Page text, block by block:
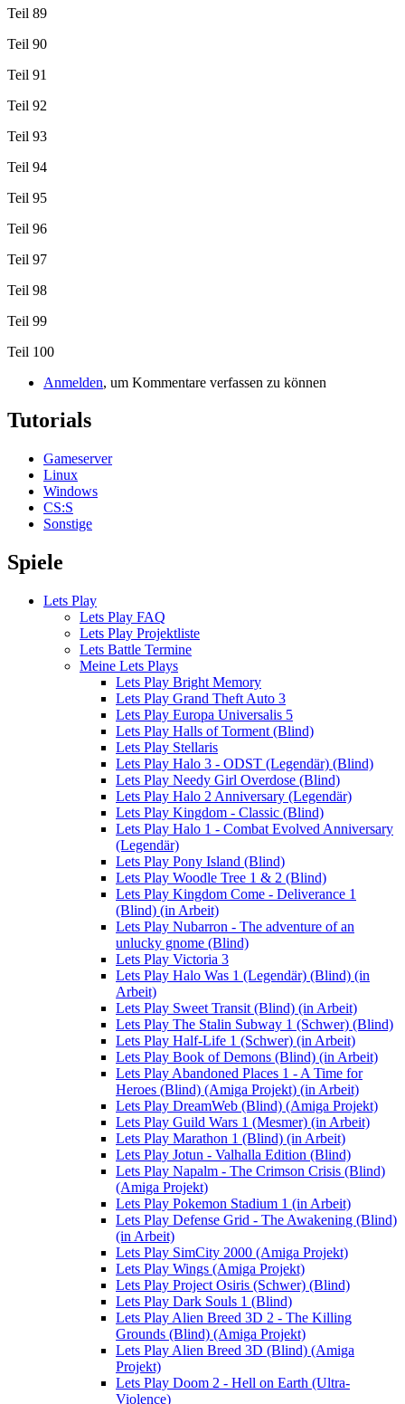
Teil 89
Teil 90
Teil 91
Teil 92
Teil 93
Teil 94
Teil 95
Teil 96
Teil 97
Teil 98
Teil 99
Teil 100
Anmelden, um Kommentare verfassen zu können
Tutorials
Gameserver
Linux
Windows
CS:S
Sonstige
Spiele
Lets Play
Lets Play FAQ
Lets Play Projektliste
Lets Battle Termine
Meine Lets Plays
Lets Play Bright Memory
Lets Play Grand Theft Auto 3
Lets Play Europa Universalis 5
Lets Play Halls of Torment (Blind)
Lets Play Stellaris
Lets Play Halo 3 - ODST (Legendär) (Blind)
Lets Play Needy Girl Overdose (Blind)
Lets Play Halo 2 Anniversary (Legendär)
Lets Play Kingdom - Classic (Blind)
Lets Play Halo 1 - Combat Evolved Anniversary
(Legendär)
Lets Play Pony Island (Blind)
Lets Play Woodle Tree 1 & 2 (Blind)
Lets Play Kingdom Come - Deliverance 1
(Blind) (in Arbeit)
Lets Play Nubarron - The adventure of an
unlucky gnome (Blind)
Lets Play Victoria 3
Lets Play Halo Was 1 (Legendär) (Blind) (in
Arbeit)
Lets Play Sweet Transit (Blind) (in Arbeit)
Lets Play The Stalin Subway 1 (Schwer) (Blind)
Lets Play Half-Life 1 (Schwer) (in Arbeit)
Lets Play Book of Demons (Blind) (in Arbeit)
Lets Play Abandoned Places 1 - A Time for
Heroes (Blind) (Amiga Projekt) (in Arbeit)
Lets Play DreamWeb (Blind) (Amiga Projekt)
Lets Play Guild Wars 1 (Mesmer) (in Arbeit)
Lets Play Marathon 1 (Blind) (in Arbeit)
Lets Play Jotun - Valhalla Edition (Blind)
Lets Play Napalm - The Crimson Crisis (Blind)
(Amiga Projekt)
Lets Play Pokemon Stadium 1 (in Arbeit)
Lets Play Defense Grid - The Awakening (Blind)
(in Arbeit)
Lets Play SimCity 2000 (Amiga Projekt)
Lets Play Wings (Amiga Projekt)
Lets Play Project Osiris (Schwer) (Blind)
Lets Play Dark Souls 1 (Blind)
Lets Play Alien Breed 3D 2 - The Killing
Grounds (Blind) (Amiga Projekt)
Lets Play Alien Breed 3D (Blind) (Amiga
Projekt)
Lets Play Doom 2 - Hell on Earth (Ultra-
Violence)